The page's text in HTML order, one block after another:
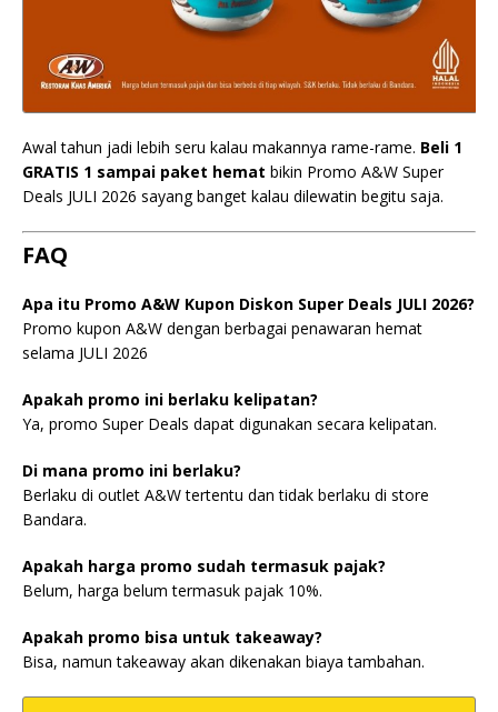
Awal tahun jadi lebih seru kalau makannya rame-rame. Beli 1
GRATIS 1 sampai paket hemat bikin Promo A&W Super
Deals JULI 2026 sayang banget kalau dilewatin begitu saja.
FAQ
Apa itu Promo A&W Kupon Diskon Super Deals JULI 2026?
Promo kupon A&W dengan berbagai penawaran hemat
selama JULI 2026
Apakah promo ini berlaku kelipatan?
Ya, promo Super Deals dapat digunakan secara kelipatan.
Di mana promo ini berlaku?
Berlaku di outlet A&W tertentu dan tidak berlaku di store
Bandara.
Apakah harga promo sudah termasuk pajak?
Belum, harga belum termasuk pajak 10%.
Apakah promo bisa untuk takeaway?
Bisa, namun takeaway akan dikenakan biaya tambahan.